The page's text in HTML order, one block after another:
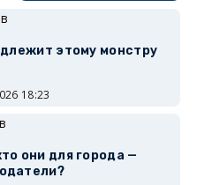
этому монстру
18:23
они для города —